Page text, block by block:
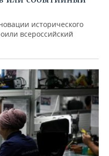
исторического
всероссийский